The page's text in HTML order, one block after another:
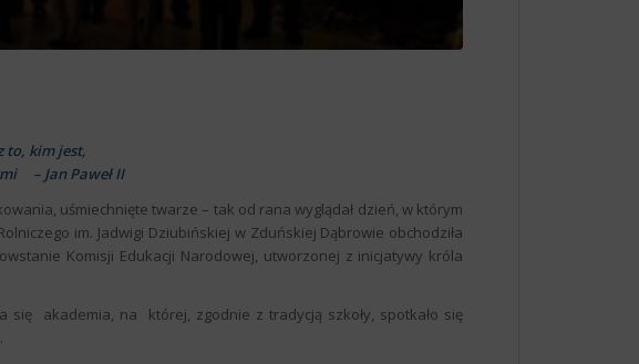
to, kim jest,
– Jan Paweł II
uśmiechnięte twarze – tak od rana wyglądał dzień, w którym
im. Jadwigi Dziubińskiej w Zduńskiej Dąbrowie obchodziła
Komisji Edukacji Narodowej, utworzonej z inicjatywy króla
się akademia, na której, zgodnie z tradycją szkoły, spotkało się